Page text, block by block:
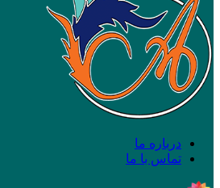
درباره ما
تماس با ما